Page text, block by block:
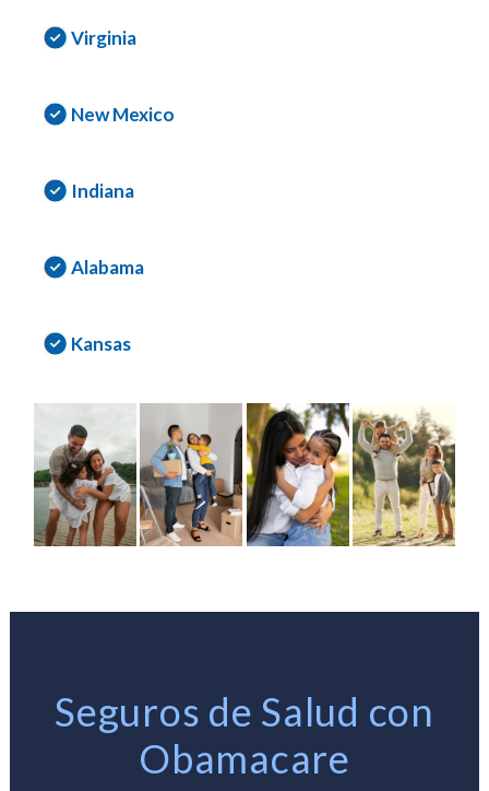
Virginia
New Mexico
Indiana
Alabama
Kansas
Seguros de Salud con
Obamacare